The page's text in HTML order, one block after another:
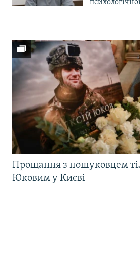
Прощання з пошуковцем
Юковим у Києві